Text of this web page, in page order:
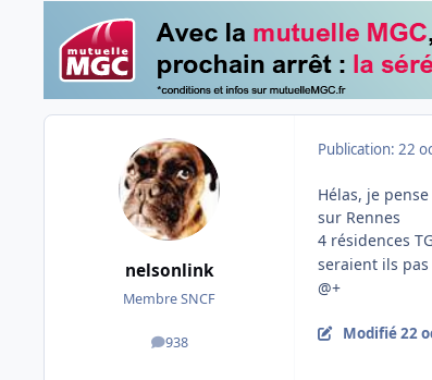
nelsonlink
Membre SNCF
938
messages
Publication: 22
Hélas, je
sur Rennes
4 résidences
seraient ils
@+
Modifié22